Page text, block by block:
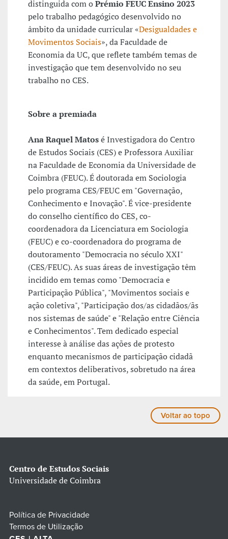
distinguida com oPrémio FEUC Ensino 2023
pelo trabalho pedagógico desenvolvido no
âmbito da unidade curricular «Desigualdades e
Movimentos Sociais», da Faculdade de
Economia da UC, que reflete também temas de
investigação que tem desenvolvido no seu
trabalho no CES.
Sobre a premiada
Ana Raquel Matosé Investigadora do Centro
de Estudos Sociais (CES) e Professora Auxiliar
na Faculdade de Economia da Universidade de
Coimbra (FEUC). É doutorada em Sociologia
pelo programa CES/FEUC em "Governação,
Conhecimento e Inovação". É vice-presidente
do conselho científico do CES, co-
coordenadora da Licenciatura em Sociologia
(FEUC) e co-coordenadora do programa de
doutoramento "Democracia no século XXI"
(CES/FEUC). As suas áreas de investigação têm
incidido em temas como "Democracia e
Participação Pública", "Movimentos sociais e
ação coletiva", "Participação dos/as cidadãos/ãs
nos sistemas de saúde" e "Relação entre Ciência
e Conhecimentos". Tem dedicado especial
interesse à análise das ações de protesto
enquanto mecanismos de participação cidadã
em contextos deliberativos, sobretudo na área
da saúde, em Portugal.
Voltar ao topo
Centro de Estudos Sociais
Universidade de Coimbra
Política de Privacidade
Termos de Utilização